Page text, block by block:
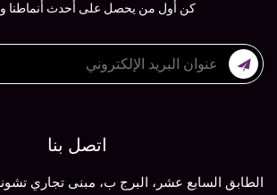
كن أول من يحصل على أحدث أنماطنا
اتصل بنا
الطابق السابع عشر، البرج ب، مبنى تجاري